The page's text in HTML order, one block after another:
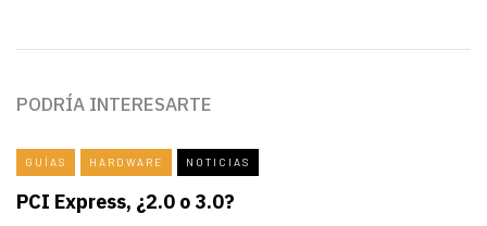
PODRÍA INTERESARTE
GUÍAS HARDWARE NOTICIAS
PCI Express, ¿2.0 o 3.0?